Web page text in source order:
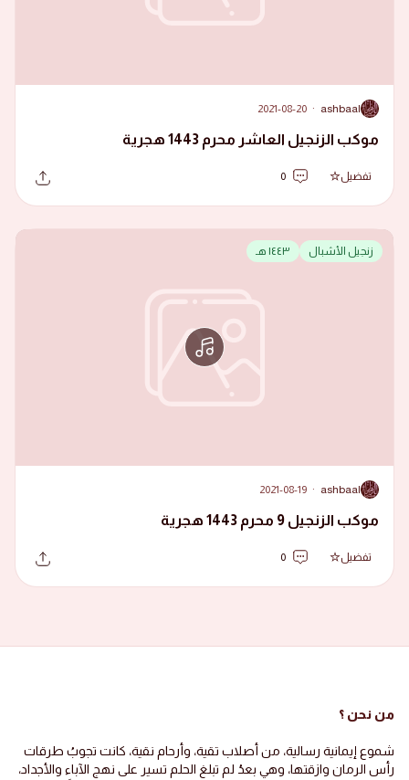
A
ashbaal
·
2021-08-20
موكب الزنجيل العاشر محرم 1443 هجرية
تفضيل 0
زنجيل الأشبال ١٤٤٣ هـ
A
ashbaal
·
2021-08-19
موكب الزنجيل 9 محرم 1443 هجرية
تفضيل 0
من نحن ؟
شموع إيمانية رسالية، من أصلاب تقية، وأرحام نقية، كانت تجوبُ طرقات
رأس الرمان وازقتها، وهي بعدُ لم تبلغ الحلم تسير على نهج الآباء والأجداد،